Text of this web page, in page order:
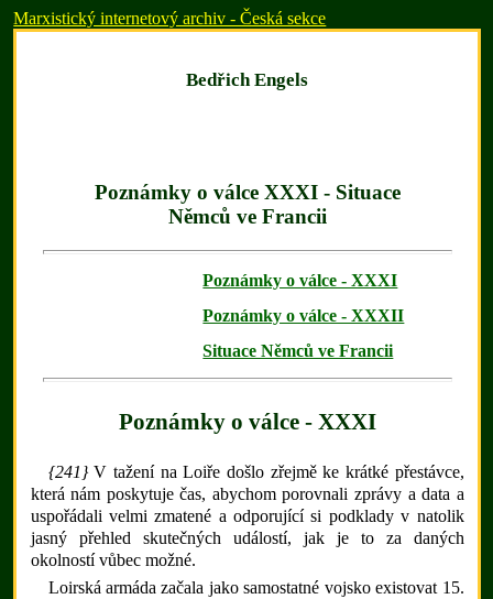
Marxistický internetový archiv - Česká sekce
Bedřich Engels
Poznámky o válce XXXI - Situace
Němců ve Francii
Poznámky o válce - XXXI
Poznámky o válce - XXXII
Situace Němců ve Francii
Poznámky o válce - XXXI
{241}V tažení na Loiře došlo zřejmě ke krátké přestávce,
která nám poskytuje čas, abychom porovnali zprávy a data a
uspořádali velmi zmatené a odporující si podklady v natolik
jasný přehled skutečných událostí, jak je to za daných
okolností vůbec možné.
Loirská armáda začala jako samostatné vojsko existovat 15.